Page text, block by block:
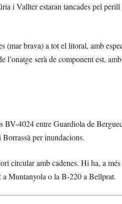
i Vallter estaran tancades pel perill
(mar brava) a tot el litoral, amb
serà de component est,
BV-4024 entre Guardiola de
per inundacions.
circular amb cadenes. Hi ha, a
a Muntanyola o la B-220 a Bellprat.